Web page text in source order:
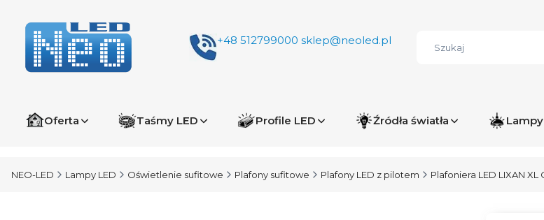
+48 512799000 sklep@neoled.pl
Oferta Taśmy LED Profile LED Źródła światła
NEO-LED Lampy LED Oświetlenie sufitowe Plafony sufitowe Plafony LED z pilotem Plafoniera LED LIXAN